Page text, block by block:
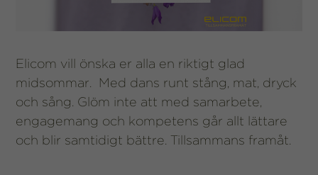
Elicom vill önska er alla en riktigt glad
midsommar. Med dans runt stång, mat, dryck
och sång. Glöm inte att med samarbete,
engagemang och kompetens går allt lättare
och blir samtidigt bättre. Tillsammans framåt.